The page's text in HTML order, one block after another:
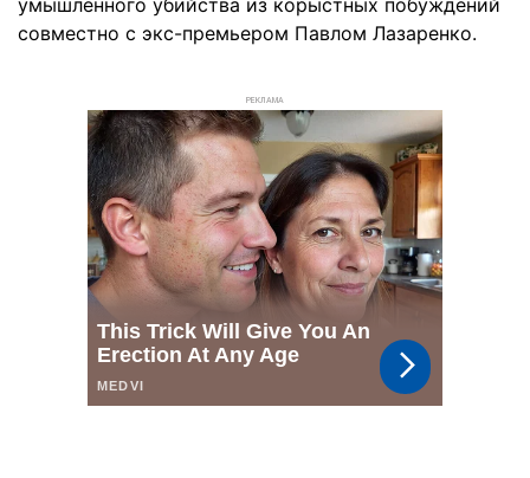
умышленного убийства из корыстных побуждений
совместно с экс-премьером Павлом Лазаренко.
РЕКЛАМА